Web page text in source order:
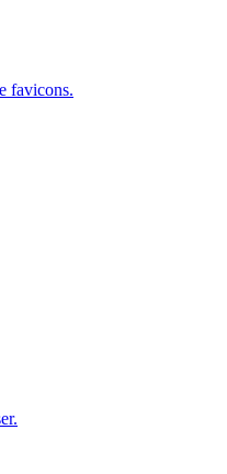
favicons.